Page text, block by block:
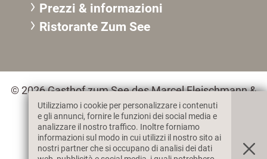
Prezzi & informazioni
Ristorante Zum See
© 2026 Gasthof zum See des Marcel Fleischmann &
Co. KG, MwSt. IT02359360217
Colophon Privacy & Cookies
Utilizziamo i cookie per personalizzare i contenuti
e gli annunci, fornire le funzioni dei social media e
analizzare il nostro traffico. Inoltre forniamo
informazioni sul modo in cui utilizzi il nostro sito ai
nostri partner che si occupano di analisi dei dati